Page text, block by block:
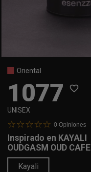
Oriental
1077 favorite_border
UNISEX
0 Opiniones
Inspirado en KAYALI
OUDGASM OUD CAFE
Kayali